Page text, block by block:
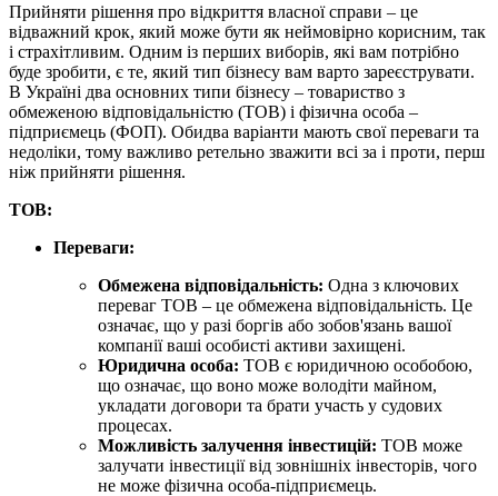
Прийняти рішення про відкриття власної справи – це
відважний крок, який може бути як неймовірно корисним, так
і страхітливим. Одним із перших виборів, які вам потрібно
буде зробити, є те, який тип бізнесу вам варто зареєструвати.
В Україні два основних типи бізнесу – товариство з
обмеженою відповідальністю (ТОВ) і фізична особа –
підприємець (ФОП). Обидва варіанти мають свої переваги та
недоліки, тому важливо ретельно зважити всі за і проти, перш
ніж прийняти рішення.
ТОВ:
Переваги:
Обмежена відповідальність: Одна з ключових
переваг ТОВ – це обмежена відповідальність. Це
означає, що у разі боргів або зобов'язань вашої
компанії ваші особисті активи захищені.
Юридична особа: ТОВ є юридичною особобою,
що означає, що воно може володіти майном,
укладати договори та брати участь у судових
процесах.
Можливість залучення інвестицій: ТОВ може
залучати інвестиції від зовнішніх інвесторів, чого
не може фізична особа-підприємець.